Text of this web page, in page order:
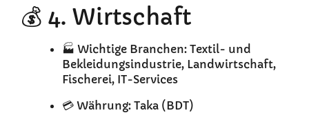
💰 4. Wirtschaft
🏭 Wichtige Branchen: Textil- und
Bekleidungsindustrie, Landwirtschaft,
Fischerei, IT-Services
💳 Währung: Taka (BDT)